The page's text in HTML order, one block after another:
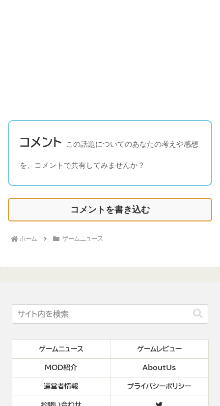
コメント この話題についてのあなたの考えや感想
を、コメントで共有してみませんか？
コメントを書き込む
ホーム ゲームニュース
ゲームニュース ゲームレビュー
MOD紹介 AboutUs
運営者情報 プライバシーポリシー